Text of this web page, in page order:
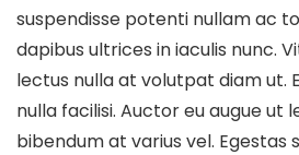
suspendisse potenti nullam ac
dapibus ultrices in iaculis nunc.
lectus nulla at volutpat diam ut.
nulla facilisi. Auctor eu augue ut
bibendum at varius vel. Egestas